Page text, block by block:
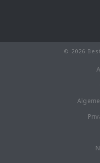
© 2026